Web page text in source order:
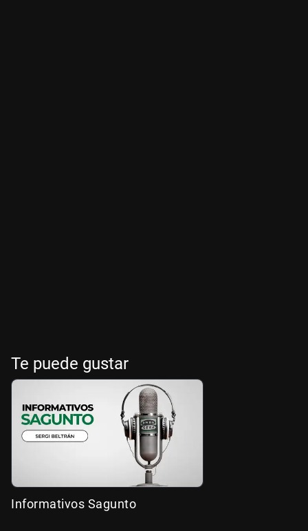
Te puede gustar
Informativos Sagunto